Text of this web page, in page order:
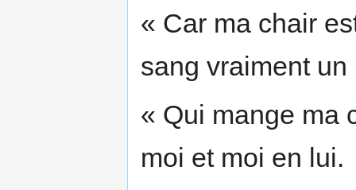
« Car ma chair
sang vraiment un
« Qui mange ma
moi et moi en lui.